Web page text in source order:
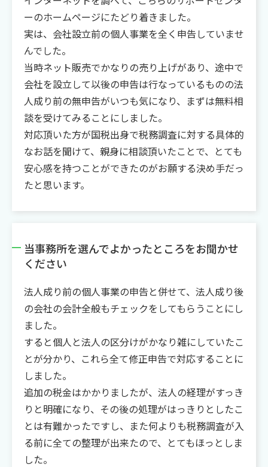
ーのホームページにたどり着きました。
実は、会社設立前の個人事業を全く申告していませ
んでした。
当時ネット販売でかなりの売り上げがあり、途中で
会社を設立して以後の申告は行なっているものの法
人成り前の無申告がいつも気になり、まずは無料相
談を受けてみることにしました。
対応頂いた方が国税出身で税務調査に対する具体的
なお話を聞けて、親身に相談頂いたことで、とても
安心感を持つことができたのがお願する決め手だっ
たと思います。
当事務所を選んでよかったところをお聞かせ
ください
法人成り前の個人事業の申告と併せて、法人成り後
の会社の会計全般もチェックをしてもらうことにし
ました。
すると個人と法人の区分けがかなり雑にしていたこ
とが分かり、これら全て修正申告で対応することに
しました。
追加の税金はかかりましたが、法人の経理がすっき
りと明確になり、その後の処理がはっきりとしたこ
とは有難かったですし、また何よりも税務調査が入
る前に全ての整理が出来たので、とてもほっとしま
した。